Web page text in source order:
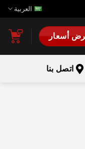
العربية
أسعار
اتصل بنا